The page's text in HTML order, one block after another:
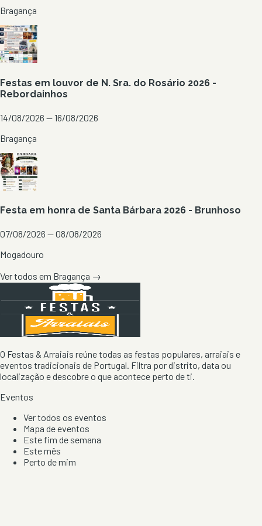
Bragança
Festas em louvor de N. Sra. do Rosário 2026 -
Rebordainhos
14/08/2026 — 16/08/2026
Bragança
Festa em honra de Santa Bárbara 2026 - Brunhoso
07/08/2026 — 08/08/2026
Mogadouro
Ver todos em Bragança →
O Festas & Arraiais reúne todas as festas populares, arraiais e
eventos tradicionais de Portugal. Filtra por distrito, data ou
localização e descobre o que acontece perto de ti.
Eventos
Ver todos os eventos
Mapa de eventos
Este fim de semana
Este mês
Perto de mim